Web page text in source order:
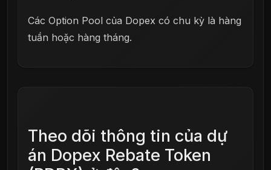
Các Option Pool của Dopex có chu kỳ là hàng
tuần hoặc hàng tháng.
Theo dõi thông tin của dự
án Dopex Rebate Token